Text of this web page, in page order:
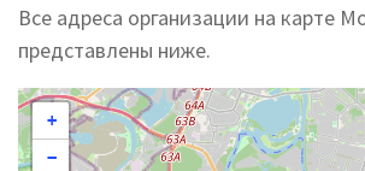
Все адреса организации на карте
представлены ниже.
+
−